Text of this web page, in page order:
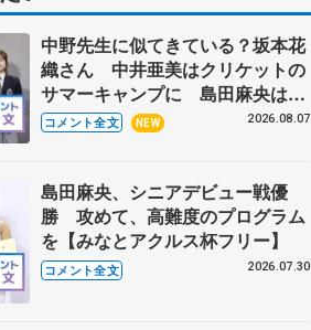
中野先生に似てきている？坂本花
織さん 中井亜美はクリケットの
サマーキャンプに 島田麻央はた
くさん試合に出て国際大会へ【文
部科学省スポーツ表彰式】
コメント全文 NEW 2026.08.07
島田麻央、シニアデビュー戦優
勝 攻めて、高難度のプログラム
を【みなとアクルス杯フリー】
コメント全文 2026.07.30